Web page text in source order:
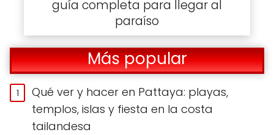
guía completa para llegar al
paraíso
Más popular
Qué ver y hacer en Pattaya: playas,
templos, islas y fiesta en la costa
tailandesa